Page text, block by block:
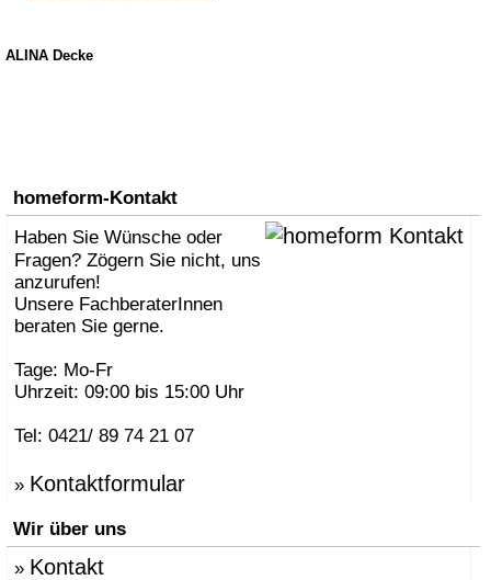
ALINA Decke
homeform-Kontakt
Haben Sie Wünsche oder
Fragen? Zögern Sie nicht, uns
anzurufen!
Unsere FachberaterInnen
beraten Sie gerne.
Tage: Mo-Fr
Uhrzeit: 09:00 bis 15:00 Uhr
Tel: 0421/ 89 74 21 07
» Kontaktformular
Wir über uns
» Kontakt